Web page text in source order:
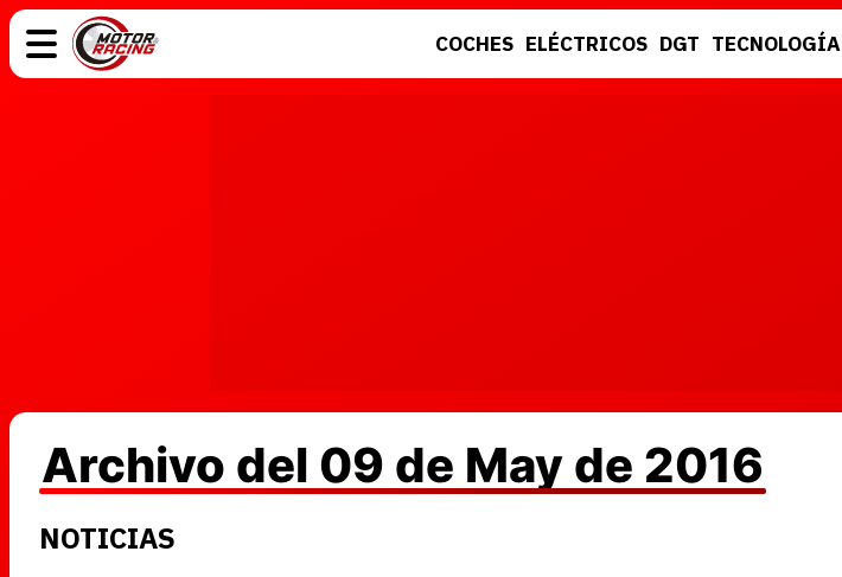
COCHES ELÉCTRICOS DGT TECNOLOGÍA
Archivo del 09 de May de 2016
NOTICIAS